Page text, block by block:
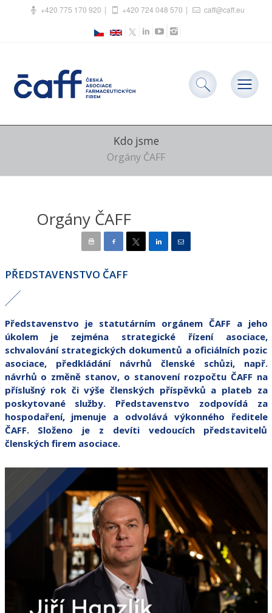
+420 775 170 920 +420 724 048 570 caff@caff.eu
Kdo jsme
Orgány ČAFF
Orgány ČAFF
PŘEDSTAVENSTVO ČAFF
Představenstvo je statutárním orgánem ČAFF a jeho
úkolem je zejména strategické řízení asociace,
schvalování strategických dokumentů a oficiálních pozic
asociace, předkládání návrhů členské schůzi, např.
návrhů o změně stanov, o stanovení rozpočtu ČAFF na
příslušný rok či výše členských příspěvků a plateb za
poskytované služby. Představenstvo zodpovídá za
hospodaření, jmenuje a odvolává výkonného ředitele
ČAFF. Složeno je z devíti vedoucích představitelů
členských firem asociace.